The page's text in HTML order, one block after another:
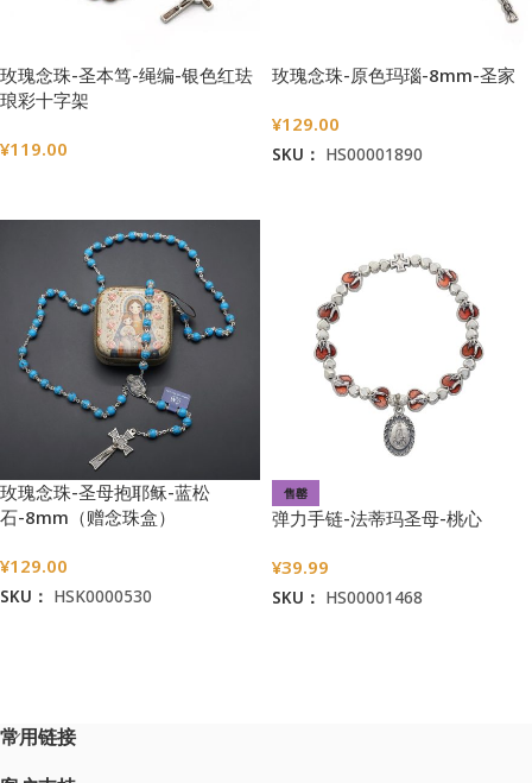
玫瑰念珠-圣本笃-绳编-银色红珐
琅彩十字架
¥119.00
玫瑰念珠-原色玛瑙-8mm-圣家
¥129.00
SKU： HS00001890
玫瑰念珠-圣母抱耶稣-蓝松
石-8mm（赠念珠盒）
¥129.00
SKU： HSK0000530
售罄
弹力手链-法蒂玛圣母-桃心
¥39.99
SKU： HS00001468
常用链接